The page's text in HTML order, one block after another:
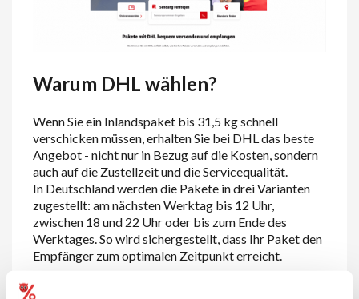
Warum DHL wählen?
Wenn Sie ein Inlandspaket bis 31,5 kg schnell
verschicken müssen, erhalten Sie bei DHL das beste
Angebot - nicht nur in Bezug auf die Kosten, sondern
auch auf die Zustellzeit und die Servicequalität.
In Deutschland werden die Pakete in drei Varianten
zugestellt: am nächsten Werktag bis 12 Uhr,
zwischen 18 und 22 Uhr oder bis zum Ende des
Werktages. So wird sichergestellt, dass Ihr Paket den
Empfänger zum optimalen Zeitpunkt erreicht.
Wichtig ist, dass im Preis Ihres Pakets viel mehr